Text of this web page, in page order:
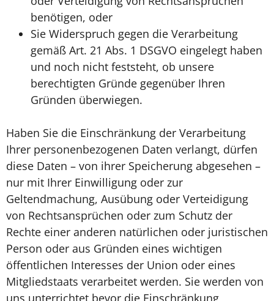
benötigen, oder
Sie Widerspruch gegen die Verarbeitung
gemäß Art. 21 Abs. 1 DSGVO eingelegt haben
und noch nicht feststeht, ob unsere
berechtigten Gründe gegenüber Ihren
Gründen überwiegen.
Haben Sie die Einschränkung der Verarbeitung
Ihrer personenbezogenen Daten verlangt, dürfen
diese Daten – von ihrer Speicherung abgesehen –
nur mit Ihrer Einwilligung oder zur
Geltendmachung, Ausübung oder Verteidigung
von Rechtsansprüchen oder zum Schutz der
Rechte einer anderen natürlichen oder juristischen
Person oder aus Gründen eines wichtigen
öffentlichen Interesses der Union oder eines
Mitgliedstaats verarbeitet werden. Sie werden von
uns unterrichtet bevor die Einschränkung